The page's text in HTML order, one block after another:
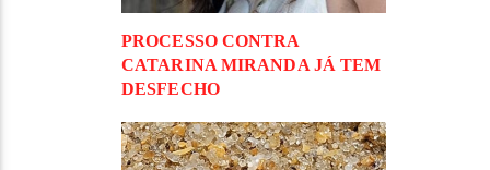
PROCESSO CONTRA
CATARINA MIRANDA JÁ TEM
DESFECHO